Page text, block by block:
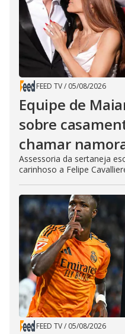
FEED TV/ 05/08/2026
Equipe de
sobre
chamar
Assessoria da sertaneja
carinhoso a Felipe
FEED TV/ 05/08/2026